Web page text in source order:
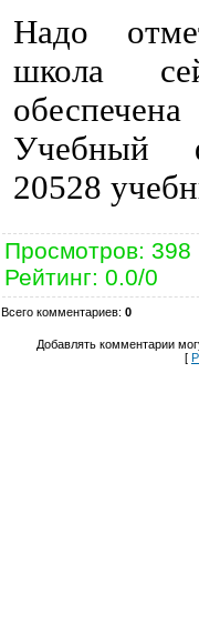
Надо
школа
Учебный
20528
Просмотров: 398
Рейтинг: 0.0/0
Всего комментариев: 0
Добавлять комментарии
[